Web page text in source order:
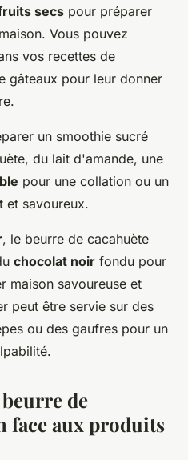
secs pour préparer
Vous pouvez
vos recettes de
gâteaux pour leur donner
un smoothie sucré
du lait d'amande, une
pour une collation ou un
et savoureux.
, le beurre de cacahuète
chocolat noir fondu pour
maison savoureuse et
peut être servie sur des
ou des gaufres pour un
de
face aux produits